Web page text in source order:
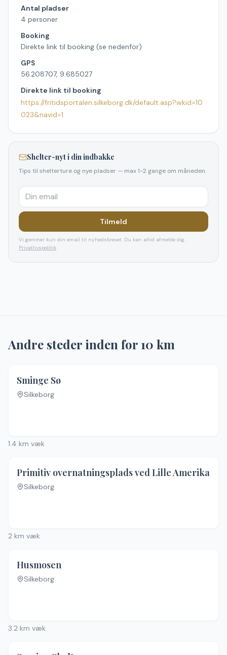
Antal pladser
4 personer
Booking
Direkte link til booking (se nedenfor)
GPS
56.208707, 9.685027
Direkte link til booking
https://fritidsportalen.silkeborg.dk/default.asp?wkid=10
023&navid=1
Shelter-nyt i din indbakke
Tips til shelterture og nye pladser — max 1-2 gange om måneden.
Tilmeld
Vi gemmer kun din email til nyhedsbrevet. Du kan altid afmelde dig.
Privatlivspolitik
Andre steder inden for10 km
Sminge Sø
Silkeborg
1.4 km væk
4.6(19)
Primitiv overnatningsplads ved Lille Amerika
Silkeborg
2 km væk
Husmosen
Silkeborg
3.2 km væk